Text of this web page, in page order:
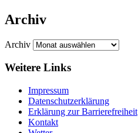
Archiv
Archiv
Weitere Links
Impressum
Datenschutzerklärung
Erklärung zur Barriere­frei­heit
Kontakt